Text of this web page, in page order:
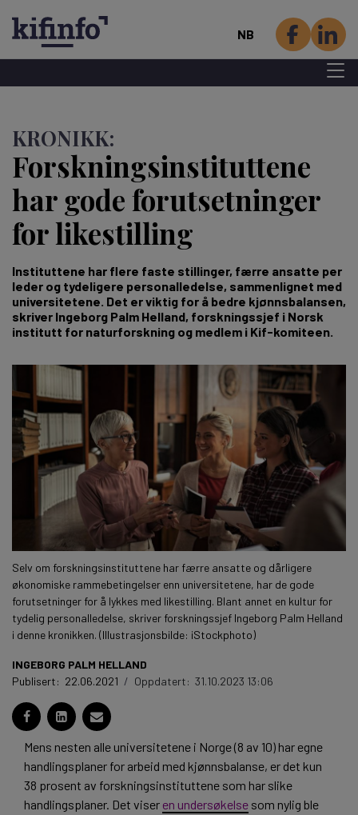
hovedinnhold
NB
Menu
KRONIKK:
Forsknings­instituttene
har gode forutsetninger
for likestilling
Instituttene har flere faste stillinger, færre ansatte per
leder og tydeligere personalledelse, sammenlignet med
universitetene. Det er viktig for å bedre kjønnsbalansen,
skriver Ingeborg Palm Helland, forskningssjef i Norsk
institutt for naturforskning og medlem i Kif-komiteen.
Selv om forskningsinstituttene har færre ansatte og dårligere
økonomiske rammebetingelser enn universitetene, har de gode
forutsetninger for å lykkes med likestilling. Blant annet en kultur for
tydelig personalledelse, skriver forskningssjef Ingeborg Palm Helland
i denne kronikken. (Illustrasjonsbilde: iStockphoto)
INGEBORG PALM HELLAND
Publisert: 22.06.2021 / Oppdatert: 31.10.2023 13:06
Mens nesten alle universitetene i Norge (8 av 10) har egne
handlingsplaner for arbeid med kjønnsbalanse, er det kun
38 prosent av forskningsinstituttene som har slike
handlingsplaner. Det viser en undersøkelse som nylig ble